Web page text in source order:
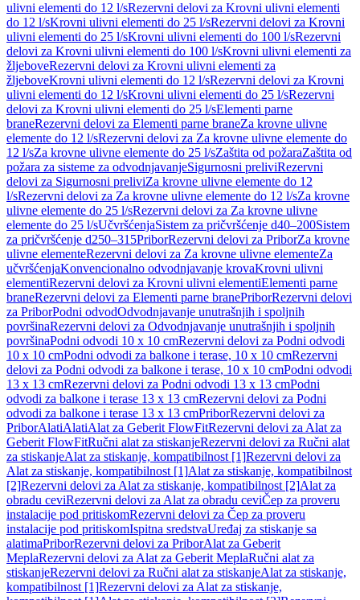
ulivni elementi do 12 l/sRezervni delovi za Krovni ulivni elementi
do 12 l/sKrovni ulivni elementi do 25 l/sRezervni delovi za Krovni
ulivni elementi do 25 l/sKrovni ulivni elementi do 100 l/sRezervni
delovi za Krovni ulivni elementi do 100 l/sKrovni ulivni elementi za
žljeboveRezervni delovi za Krovni ulivni elementi za
žljeboveKrovni ulivni elementi do 12 l/sRezervni delovi za Krovni
ulivni elementi do 12 l/sKrovni ulivni elementi do 25 l/sRezervni
delovi za Krovni ulivni elementi do 25 l/sElementi parne
braneRezervni delovi za Elementi parne braneZa krovne ulivne
elemente do 12 l/sRezervni delovi za Za krovne ulivne elemente do
12 l/sZa krovne ulivne elemente do 25 l/sZaštita od požaraZaštita od
požara za sisteme za odvodnjavanjeSigurnosni preliviRezervni
delovi za Sigurnosni preliviZa krovne ulivne elemente do 12
l/sRezervni delovi za Za krovne ulivne elemente do 12 l/sZa krovne
ulivne elemente do 25 l/sRezervni delovi za Za krovne ulivne
elemente do 25 l/sUčvršćenjaSistem za pričvršćenje d40–200Sistem
za pričvršćenje d250–315PriborRezervni delovi za PriborZa krovne
ulivne elementeRezervni delovi za Za krovne ulivne elementeZa
učvršćenjaKonvencionalno odvodnjavanje krovaKrovni ulivni
elementiRezervni delovi za Krovni ulivni elementiElementi parne
braneRezervni delovi za Elementi parne branePriborRezervni delovi
za PriborPodni odvodOdvodnjavanje unutrašnjih i spoljnih
površinaRezervni delovi za Odvodnjavanje unutrašnjih i spoljnih
površinaPodni odvodi 10 x 10 cmRezervni delovi za Podni odvodi
10 x 10 cmPodni odvodi za balkone i terase, 10 x 10 cmRezervni
delovi za Podni odvodi za balkone i terase, 10 x 10 cmPodni odvodi
13 x 13 cmRezervni delovi za Podni odvodi 13 x 13 cmPodni
odvodi za balkone i terase 13 x 13 cmRezervni delovi za Podni
odvodi za balkone i terase 13 x 13 cmPriborRezervni delovi za
PriborAlatiAlatiAlat za Geberit FlowFitRezervni delovi za Alat za
Geberit FlowFitRučni alat za stiskanjeRezervni delovi za Ručni alat
za stiskanjeAlat za stiskanje, kompatibilnost [1]Rezervni delovi za
Alat za stiskanje, kompatibilnost [1]Alat za stiskanje, kompatibilnost
[2]Rezervni delovi za Alat za stiskanje, kompatibilnost [2]Alat za
obradu ceviRezervni delovi za Alat za obradu ceviČep za proveru
instalacije pod pritiskomRezervni delovi za Čep za proveru
instalacije pod pritiskomIspitna sredstvaUređaj za stiskanje sa
alatimaPriborRezervni delovi za PriborAlat za Geberit
MeplaRezervni delovi za Alat za Geberit MeplaRučni alat za
stiskanjeRezervni delovi za Ručni alat za stiskanjeAlat za stiskanje,
kompatibilnost [1]Rezervni delovi za Alat za stiskanje,